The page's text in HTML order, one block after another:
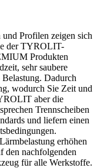
Profilen zeigen sich
der TYROLIT-
Produkten
sehr saubere
Dadurch
wodurch Sie Zeit und
aber die
Trennscheiben
und liefern einen
erhöhen
den nachfolgenden
für alle Werkstoffe.